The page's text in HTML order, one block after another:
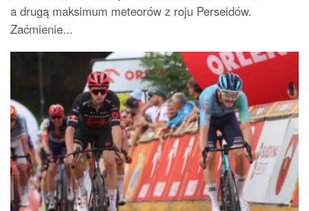
a drugą maksimum meteorów z roju Perseidów.
Zaćmienie...